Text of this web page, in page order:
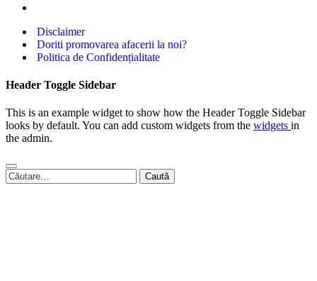
Disclaimer
Doriti promovarea afacerii la noi?
Politica de Confidențialitate
Header Toggle Sidebar
This is an example widget to show how the Header Toggle Sidebar
looks by default. You can add custom widgets from the widgets in
the admin.
Caută
după: